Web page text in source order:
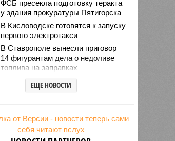
ФСБ пресекла подготовку теракта
у здания прокуратуры Пятигорска
В Кисловодске готовятся к запуску
первого электротакси
В Ставрополе вынесли приговор
14 фигурантам дела о недоливе
топлива на заправках
Продажи подержанных авто в
СКФО сократились в 2026 году
Авиалесоохрана предупредила о
на Северном Кавказе в августе
Кисловодский пляж стал первым
ЕЩЕ НОВОСТИ